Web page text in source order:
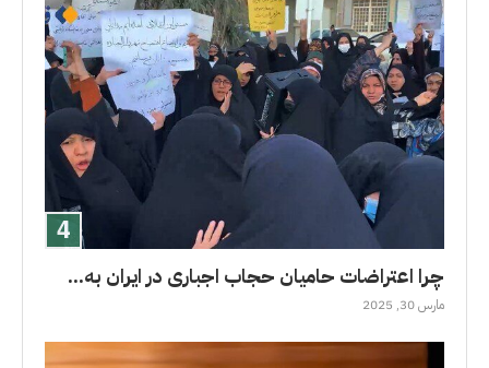
چرا اعتراضات حامیان حجاب اجباری در ایران به...
مارس 30, 2025